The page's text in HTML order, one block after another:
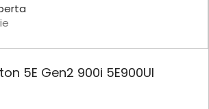
5E Gen2 900i 5E900UI